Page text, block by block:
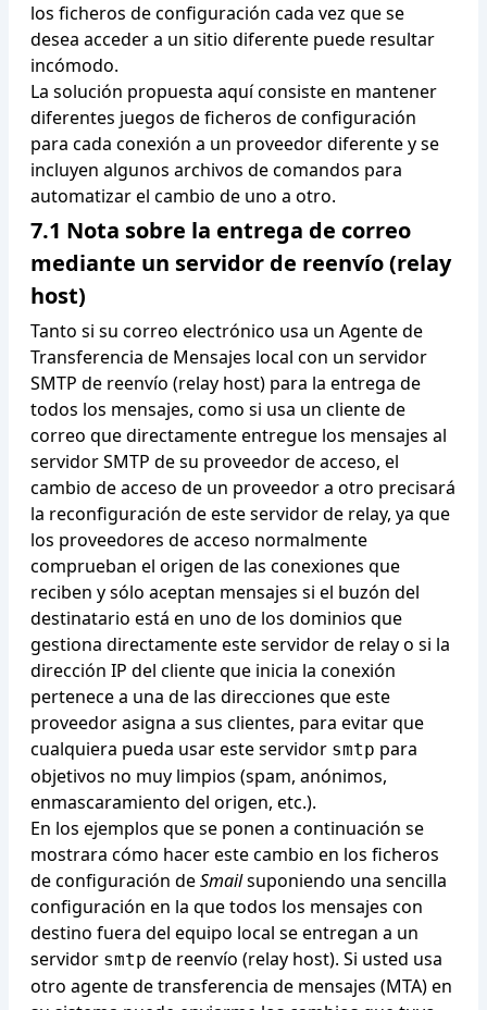
los ficheros de configuración cada vez que se
desea acceder a un sitio diferente puede resultar
incómodo.
La solución propuesta aquí consiste en mantener
diferentes juegos de ficheros de configuración
para cada conexión a un proveedor diferente y se
incluyen algunos archivos de comandos para
automatizar el cambio de uno a otro.
7.1 Nota sobre la entrega de correo
mediante un servidor de reenvío (relay
host)
Tanto si su correo electrónico usa un Agente de
Transferencia de Mensajes local con un servidor
SMTP de reenvío (relay host) para la entrega de
todos los mensajes, como si usa un cliente de
correo que directamente entregue los mensajes al
servidor SMTP de su proveedor de acceso, el
cambio de acceso de un proveedor a otro precisará
la reconfiguración de este servidor de relay, ya que
los proveedores de acceso normalmente
comprueban el origen de las conexiones que
reciben y sólo aceptan mensajes si el buzón del
destinatario está en uno de los dominios que
gestiona directamente este servidor de relay o si la
dirección IP del cliente que inicia la conexión
pertenece a una de las direcciones que este
proveedor asigna a sus clientes, para evitar que
cualquiera pueda usar este servidor smtp para
objetivos no muy limpios (spam, anónimos,
enmascaramiento del origen, etc.).
En los ejemplos que se ponen a continuación se
mostrara cómo hacer este cambio en los ficheros
de configuración deSmailsuponiendo una sencilla
configuración en la que todos los mensajes con
destino fuera del equipo local se entregan a un
servidor smtp de reenvío (relay host). Si usted usa
otro agente de transferencia de mensajes (MTA) en